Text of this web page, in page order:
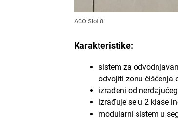
ACO Slot 8
Karakteristike:
sistem za
odvojiti zonu čišćenja
izrađeni od
izrađuje se u 2 klase
modularni sistem u